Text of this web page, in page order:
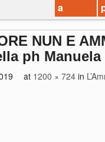
a
NUN E
ph
at 1200 × 724 in